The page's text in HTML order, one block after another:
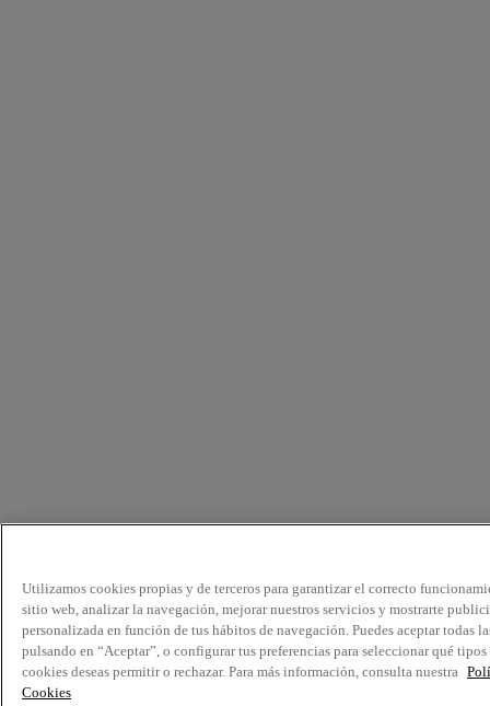
Utilizamos cookies propias y de terceros para garantizar el correcto
sitio web, analizar la navegación, mejorar nuestros servicios y mostrarte
personalizada en función de tus hábitos de navegación. Puedes aceptar todas
pulsando en “Aceptar”, o configurar tus preferencias para seleccionar qué tipos
cookies deseas permitir o rechazar. Para más información, consulta nuestra
Cookies